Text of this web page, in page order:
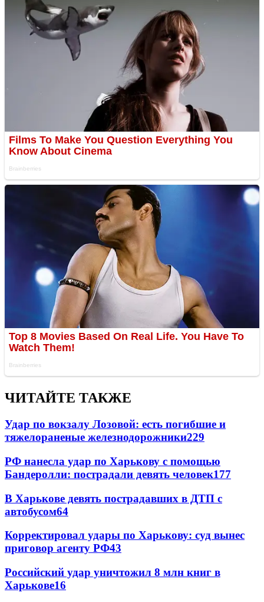
ЧИТАЙТЕ ТАКЖЕ
Удар по вокзалу Лозовой: есть погибшие и
тяжелораненые железнодорожники229
РФ нанесла удар по Харькову с помощью
Бандеролли: пострадали девять человек177
В Харькове девять пострадавших в ДТП с
автобусом64
Корректировал удары по Харькову: суд вынес
приговор агенту РФ43
Российский удар уничтожил 8 млн книг в
Харькове16